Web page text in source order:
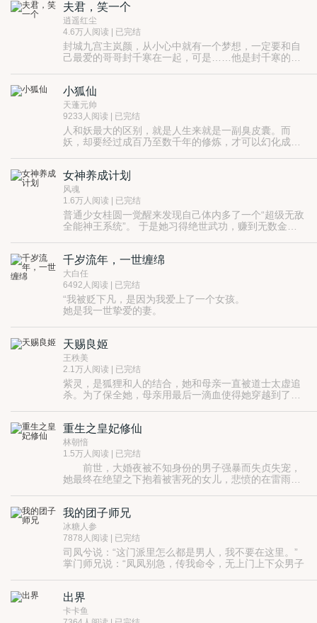
没有选择。
她与他们、她们、演绎一场刻骨铭心的宿命纠葛……
夫君，笑一个
逍遥红尘
4.6万人阅读 | 已完结
封城九宫主岚颜，从小心中就有一个梦想，一定要和自
己最爱的哥哥封千寒在一起，可是……他是封千寒的弟
追到他的哥哥吗？
更重要的是……他真的是他弟弟吗？
ps：以上最后一句话才是重点，仔细品，没看出门道
的，仔细看看文章标签。
再PS：本文已在台湾上市，淘宝可代购。
小狐仙
天蓬元帅
9233人阅读 | 已完结
人和妖最大的区别，就是人生来就是一副臭皮囊。而
妖，却要经过成百乃至数千年的修炼，才可以幻化成人
切。。。。。。。。。。。。
女神养成计划
风魂
1.6万人阅读 | 已完结
普通少女桂圆一觉醒来发现自己体内多了一个“超级无敌
全能神王系统”。 于是她习得绝世武功，赚到无数金
片，这世上还不知道有多少，而最终能够成为神王的
人，只有一个！ 等着桂圆的，不但有修行和帅哥，更有
无尽的争夺与杀戳！
千岁流年，一世缠绵
大白任
6492人阅读 | 已完结
“我被贬下凡，是因为我爱上了一个女孩。
她是我一世挚爱的妻。
“我心里的那个他，是三界一等一的大英雄。
他是天庭的冲霄神将，天下无敌，所向披靡。
我是他的挚爱，他是我的最爱。
无论妖魔将我囚禁在哪里，无论世人如何看我，我知道
他一定会来救我。”
他被贬下凡，
她落尘为妖，
他们的相遇是场缠绵的风，
悠悠然卷起世间几多红尘。
天赐良姬
王秩美
2.1万人阅读 | 已完结
紫灵，是狐狸和人的结合，她和母亲一直被道士太虚追
杀。为了保全她，母亲用最后一滴血使得她穿越到了一
交合后成为真正的人。
她，只为找寻那个愿意给自己一滴泪的男子，好可以回
到现代。
而他，从一开始对她恶语相向，发现这个女人竟然不怕
自己，从此便想尽办法去接近。
从相遇的那一刻，缘分之轮早已经转动，早已经把他们
绑在一起。从此，她为了他，愿意舍弃一切。从此，他
除了她，啥都不要。
重生之皇妃修仙
林朝愔
1.5万人阅读 | 已完结
前世，大婚夜被不知身份的男子强暴而失贞失宠，
她最终在绝望之下抱着被害死的女儿，悲愤的在雷雨中
果轮回。怀着对女儿无尽的爱与追思，她再度回到云英
未嫁少女时。家世，美貌，才华，她样样都不缺，无意
中更得到了天赐的琅嬛洞府空间。什么？想要重新得到
女儿，那么她的...
我的团子师兄
冰糖人参
7878人阅读 | 已完结
司凤兮说：“这门派里怎么都是男人，我不要在这里。”
掌门师兄说：“凤凤别急，传我命令，无上门上下众男子
司凤兮叉腰：“因为……掌门师兄一切都是为了我
啊……”
出界
卡卡鱼